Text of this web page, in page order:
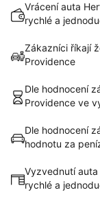
Vrácení auta
rychlé a
Zákazníci říkají
Providence
Dle hodnocení
Providence ve
Dle hodnocení
hodnotu za
Vyzvednutí
rychlé a